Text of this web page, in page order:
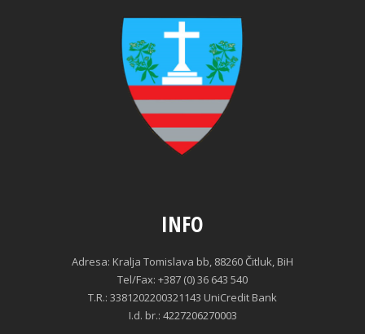
INFO
Adresa: Kralja Tomislava bb, 88260 Čitluk, BiH
Tel/Fax: +387 (0) 36 643 540
T.R.: 3381202200321143 UniCredit Bank
I.d. br.: 4227206270003